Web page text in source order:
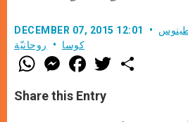
DECEMBER 07, 2015 12:01
كوسا
روحانيّة
W
h
t
s
M
e
s
e
F
a
e
b
T
w
Share this Entry